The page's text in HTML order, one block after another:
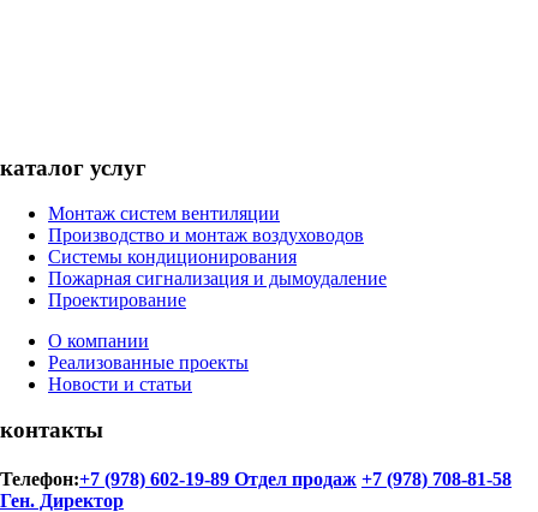
каталог услуг
Монтаж систем вентиляции
Производство и монтаж воздуховодов
Системы кондиционирования
Пожарная сигнализация и дымоудаление
Проектирование
О компании
Реализованные проекты
Новости и статьи
контакты
Телефон:+7 (978) 602-19-89 Отдел продаж +7 (978) 708-81-58
Ген. Директор